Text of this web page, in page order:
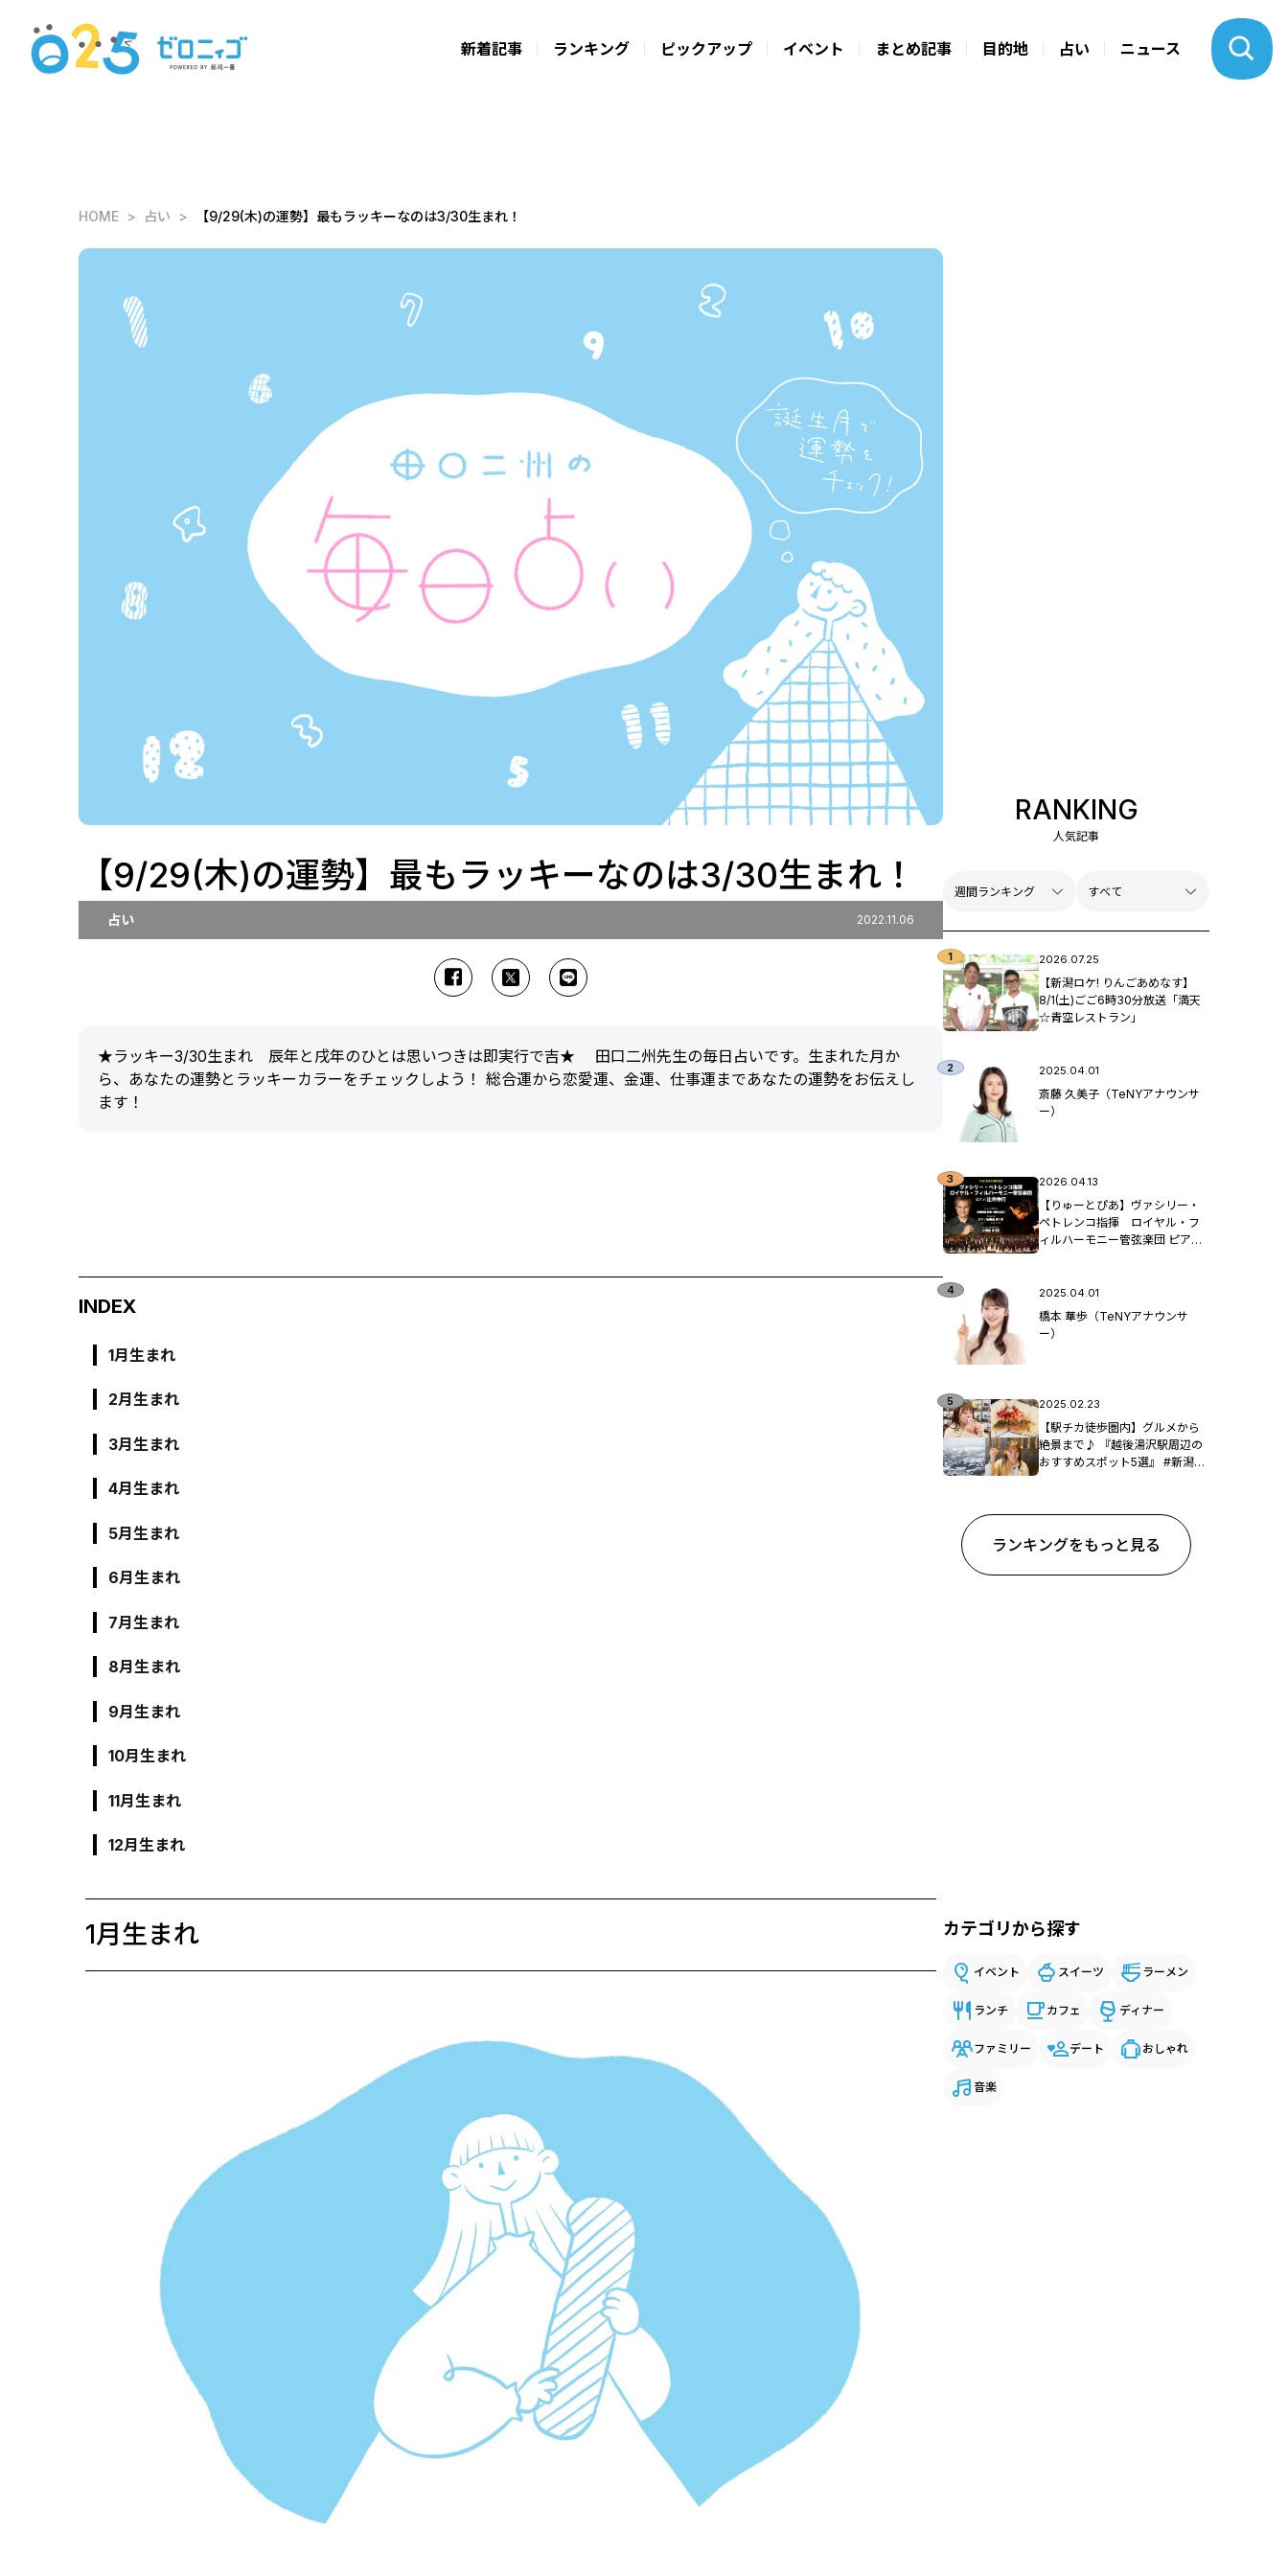
新着記事 ランキング ピックアップ イベント まとめ記事 目的地 占い ニュース
HOME 占い 【9/29(木)の運勢】最もラッキーなのは3/30生まれ！
【9/29(木)の運勢】最もラッキーなのは3/30生まれ！
占い 2022.11.06
★ラッキー3/30生まれ 辰年と戌年のひとは思いつきは即実行で吉★ 田口二州先生の毎日占いです。生まれた月か
ら、あなたの運勢とラッキーカラーをチェックしよう！ 総合運から恋愛運、金運、仕事運まであなたの運勢をお伝えし
ます！
INDEX
1月生まれ
2月生まれ
3月生まれ
4月生まれ
5月生まれ
6月生まれ
7月生まれ
8月生まれ
9月生まれ
10月生まれ
11月生まれ
12月生まれ
1月生まれ
RANKING
人気記事
2026.07.25
【新潟ロケ! りんごあめなす】
8/1(土)ごご6時30分放送「満天
☆青空レストラン」
2025.04.01
斎藤 久美子（TeNYアナウンサ
ー）
2026.04.13
【りゅーとぴあ】ヴァシリー・
ペトレンコ指揮 ロイヤル・フ
ィルハーモニー管弦楽団 ピア
2025.04.01
橋本 華歩（TeNYアナウンサ
ー）
2025.02.23
【駅チカ徒歩圏内】グルメから
絶景まで♪ 『越後湯沢駅周辺の
おすすめスポット5選』 #新潟観
ランキングをもっと見る
カテゴリから探す
イベント スイーツ ラーメン
ランチ カフェ ディナー
ファミリー デート おしゃれ
音楽